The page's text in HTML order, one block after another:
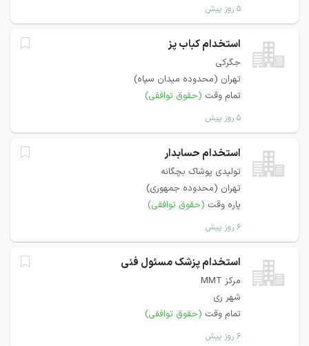
۵ روز پیش
استخدام کباب پز
جگرکی
تهران (محدوده میدان سپاه)
تمام وقت (حقوق توافقی)
۵ روز پیش
استخدام حسابدار
تولیدی پوشاک بچگانه
تهران (محدوده جمهوری)
پاره وقت (حقوق توافقی)
۶ روز پیش
استخدام پزشک مسئول فنی
مرکز MMT
شهر ری
تمام وقت (حقوق توافقی)
۶ روز پیش